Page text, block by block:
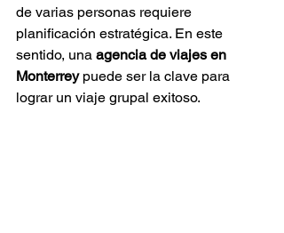
de varias personas requiere
planificación estratégica. En este
sentido, una agencia de viajes en
Monterrey puede ser la clave para
lograr un viaje grupal exitoso.